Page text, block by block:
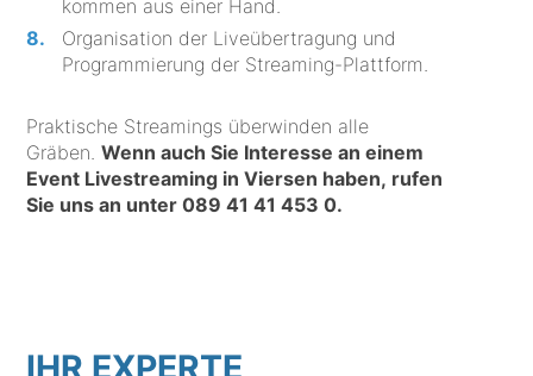
kommen aus einer Hand.
Organisation der Liveübertragung und
Programmierung der Streaming-Plattform.
Praktische Streamings überwinden alle
Gräben.Wenn auch Sie Interesse an einem
Event Livestreaming in Viersen haben, rufen
Sie uns an unter089 41 41 453 0.
IHR EXPERTE